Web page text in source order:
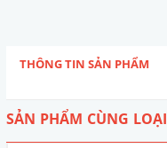
THÔNG TIN SẢN PHẨM
SẢN PHẨM CÙNG LOẠI